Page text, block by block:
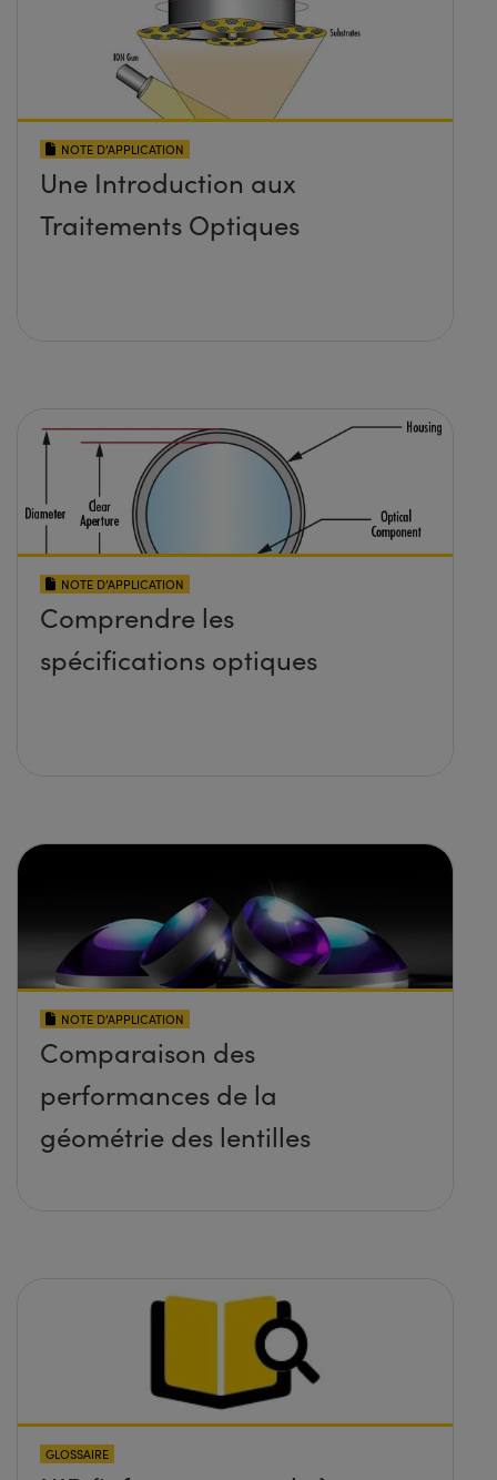
NOTE D’APPLICATION
Une Introduction aux
Traitements Optiques
NOTE D’APPLICATION
Comprendre les
spécifications optiques
NOTE D’APPLICATION
Comparaison des
performances de la
géométrie des lentilles
GLOSSAIRE